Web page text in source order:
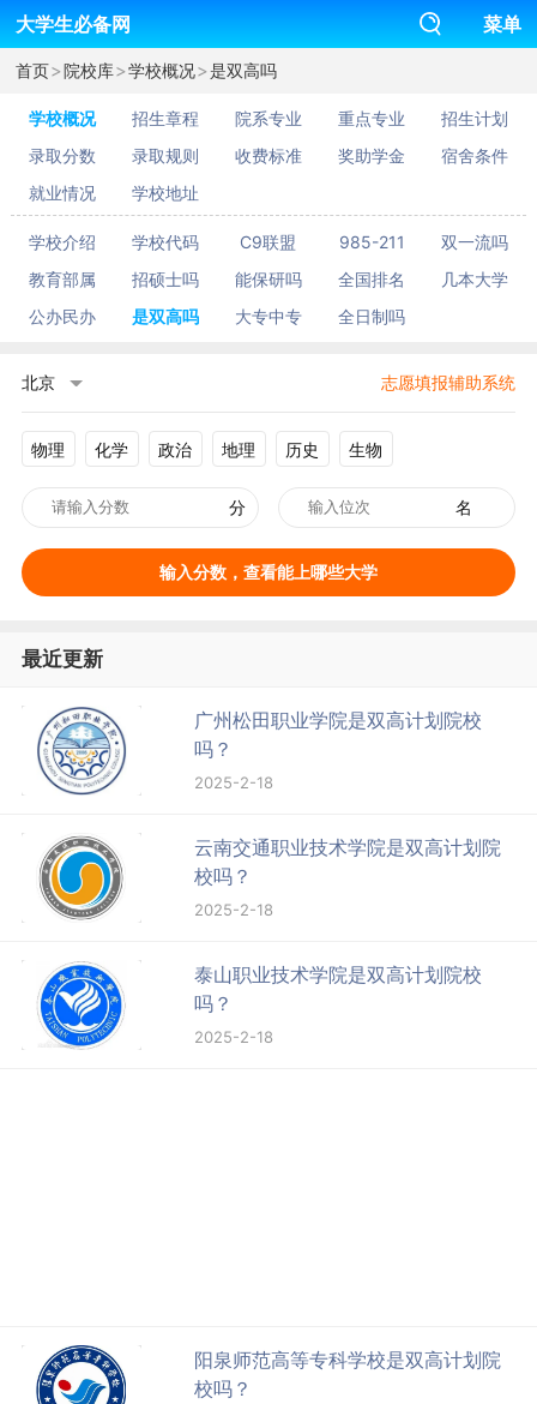
大学生必备网 菜单
首页>院校库>学校概况>是双高吗
学校概况 招生章程 院系专业 重点专业
招生计划
录取分数
录取规则 收费标准 奖助学金
宿舍条件
就业情况
学校地址
学校介绍 学校代码 C9联盟 985-211
双一流吗
教育部属
招硕士吗 能保研吗 全国排名
几本大学
公办民办
是双高吗 大专中专 全日制吗
北京 志愿填报辅助系统
物理 化学 政治 地理 历史 生物
分 名
输入分数，查看能上哪些大学
最近更新
广州松田职业学院是双高计划院校
吗？
2025-2-18
云南交通职业技术学院是双高计划院
校吗？
2025-2-18
泰山职业技术学院是双高计划院校
吗？
2025-2-18
阳泉师范高等专科学校是双高计划院
校吗？